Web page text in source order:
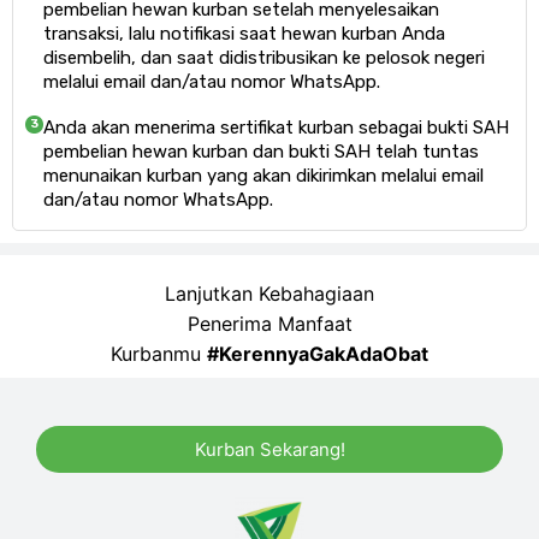
pembelian hewan kurban setelah menyelesaikan
transaksi, lalu notifikasi saat hewan kurban Anda
disembelih, dan saat didistribusikan ke pelosok negeri
melalui email dan/atau nomor WhatsApp.
3 Anda akan menerima sertifikat kurban sebagai bukti SAH
pembelian hewan kurban dan bukti SAH telah tuntas
menunaikan kurban yang akan dikirimkan melalui email
dan/atau nomor WhatsApp.
Lanjutkan Kebahagiaan
Penerima Manfaat
Kurbanmu #KerennyaGakAdaObat​
Kurban Sekarang!